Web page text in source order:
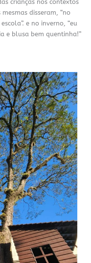
crianças nos contextos
disseram, “no
e no inverno, “eu
e blusa bem quentinha!”